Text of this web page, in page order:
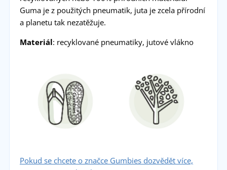
Guma je z použitých pneumatik, juta je zcela přírodní
a planetu tak nezatěžuje.
Materiál: recyklované pneumatiky, jutové vlákno
Pokud se chcete o značce Gumbies dozvědět více,